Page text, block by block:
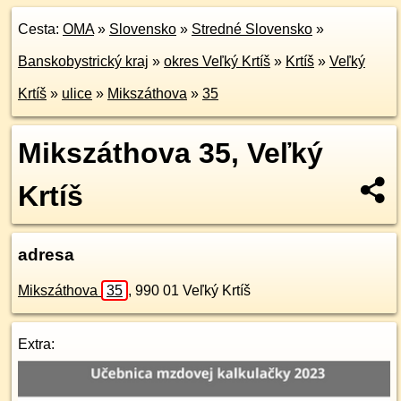
Cesta: OMA» Slovensko » Stredné Slovensko »
Banskobystrický kraj » okres Veľký Krtíš » Krtíš » Veľký
Krtíš » ulice » Mikszáthova » 35
Mikszáthova 35, Veľký
Krtíš
adresa
Mikszáthova 35 , 990 01 Veľký Krtíš
Extra: